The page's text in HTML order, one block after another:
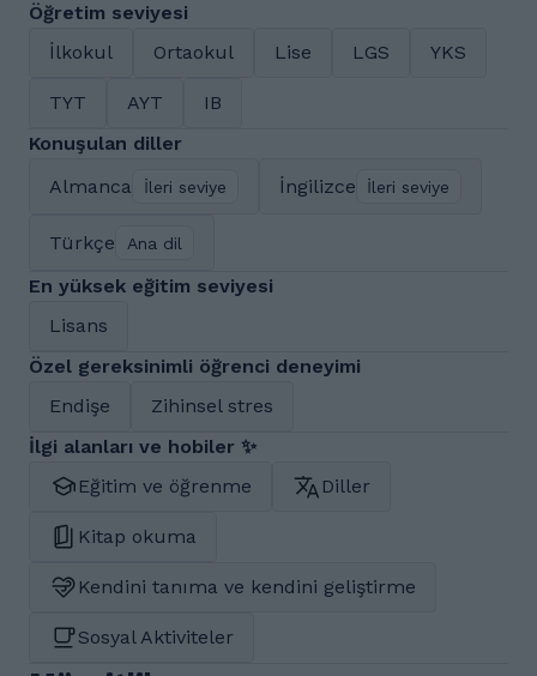
Öğretim seviyesi
İlkokul
Ortaokul Lise LGS YKS
TYT AYT
IB
Konuşulan diller
Almanca
İleri seviye İngilizce İleri seviye
Türkçe Ana dil
En yüksek eğitim seviyesi
Lisans
Özel gereksinimli öğrenci deneyimi
Endişe
Zihinsel stres
İlgi alanları ve hobiler ✨
Eğitim ve öğrenme
Diller
Kitap okuma
Kendini tanıma ve kendini geliştirme
Sosyal Aktiviteler